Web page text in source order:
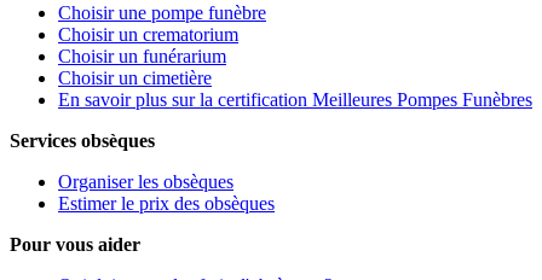
Choisir une pompe funèbre
Choisir un crematorium
Choisir un funérarium
Choisir un cimetière
En savoir plus sur la certification Meilleures Pompes Funèbres
Services obsèques
Organiser les obsèques
Estimer le prix des obsèques
Pour vous aider